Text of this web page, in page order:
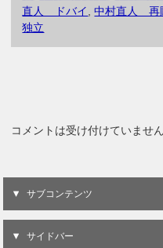
直人 ドバイ,中村直人 再
独立
コメントは受け付けていません
サブコンテンツ
サイドバー